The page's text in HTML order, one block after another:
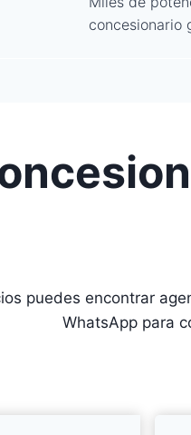
concesionario
puedes encontrar
WhatsApp para